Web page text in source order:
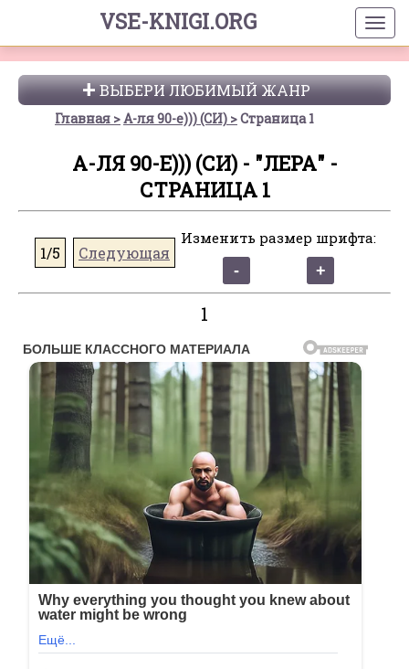
VSE-KNIGI.ORG
ВЫБЕРИ ЛЮБИМЫЙ ЖАНР
Главная А-ля 90-е))) (СИ) Страница 1
А-ЛЯ 90-Е))) (СИ) - "ЛЕРА" -
СТРАНИЦА 1
1/5 Следующая
Изменить размер шрифта:
1